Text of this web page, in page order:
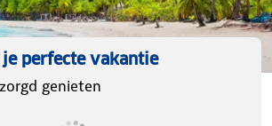
perfecte vakantie
genieten